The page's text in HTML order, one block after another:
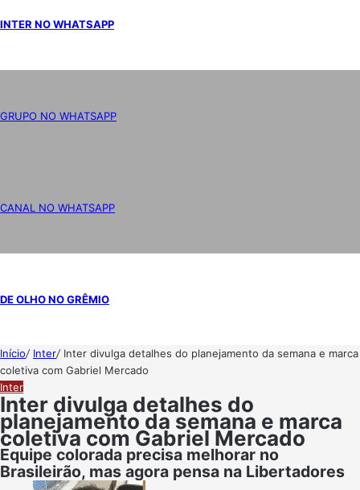
INTER NO WHATSAPP
GRUPO NO WHATSAPP
CANAL NO WHATSAPP
DE OLHO NO GRÊMIO
Início/ Inter/ Inter divulga detalhes do planejamento da semana e marca
coletiva com Gabriel Mercado
Inter
Inter divulga detalhes do
planejamento da semana e marca
coletiva com Gabriel Mercado
Equipe colorada precisa melhorar no
Brasileirão, mas agora pensa na Libertadores